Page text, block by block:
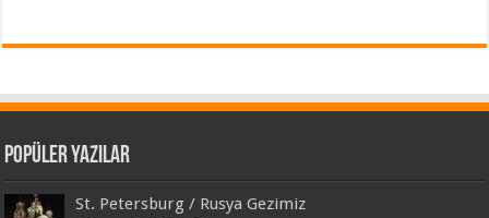
Popüler Yazılar
St. Petersburg / Rusya Gezimiz